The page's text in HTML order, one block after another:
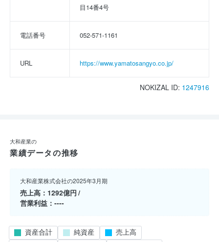
目14番4号
電話番号 052-571-1161
URL https://www.yamatosangyo.co.jp/
NOKIZAL ID: 1247916
大和産業の
業績データの推移
大和産業株式会社の2025年3月期
売上高
1292億円
営業利益
----
資産合計 純資産 売上高